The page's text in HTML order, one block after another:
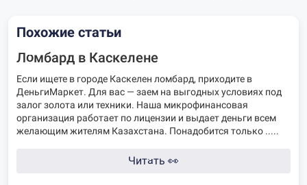
Похожие статьи
Ломбард в Каскелене
Если ищете в городе Каскелен ломбард, приходите в
ДеньгиМаркет. Для вас — заем на выгодных условиях под
залог золота или техники. Наша микрофинансовая
организация работает по лицензии и выдает деньги всем
желающим жителям Казахстана. Понадобится только .....
Читать 👀